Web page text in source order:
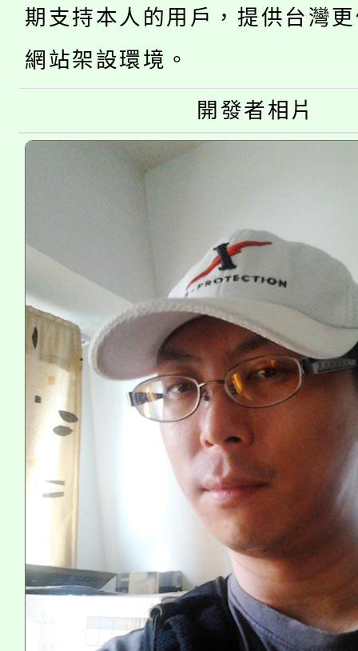
視費優惠，中低收入戶
半價優惠，詳情可洽有
大園自造教育及科技中
份教師增能研習
大溪自造教育及科技中
份教師研習
淨零綠生活教案入校路
會
115年食農教育專業人
期支持本人的用戶，提供台灣
網站架設環境。
開發者相片